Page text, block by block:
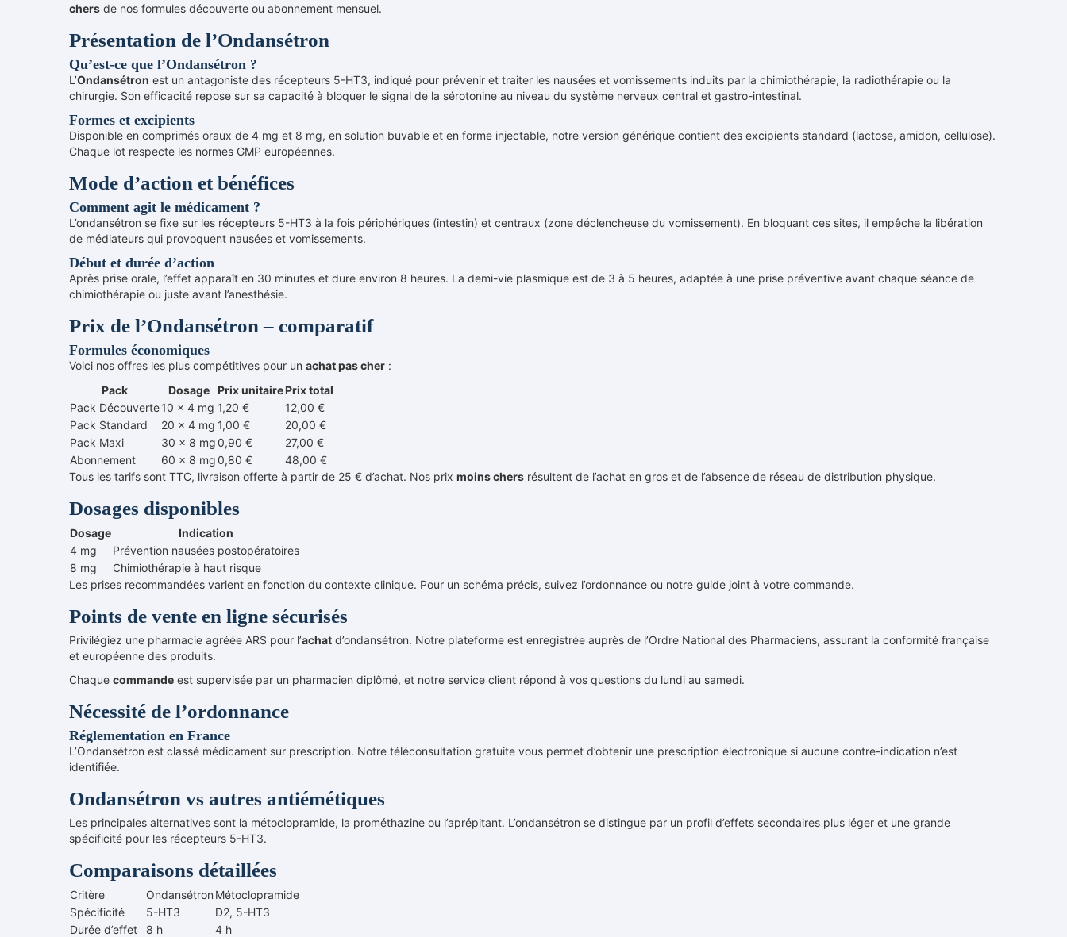
chers de nos formules découverte ou abonnement mensuel.
Présentation de l’Ondansétron
Qu’est-ce que l’Ondansétron ?
L’Ondansétron est un antagoniste des récepteurs 5-HT3, indiqué pour prévenir et traiter les nausées et vomissements induits par la chimiothérapie, la radiothérapie ou la
chirurgie. Son efficacité repose sur sa capacité à bloquer le signal de la sérotonine au niveau du système nerveux central et gastro-intestinal.
Formes et excipients
Disponible en comprimés oraux de 4 mg et 8 mg, en solution buvable et en forme injectable, notre version générique contient des excipients standard (lactose, amidon, cellulose).
Chaque lot respecte les normes GMP européennes.
Mode d’action et bénéfices
Comment agit le médicament ?
L’ondansétron se fixe sur les récepteurs 5-HT3 à la fois périphériques (intestin) et centraux (zone déclencheuse du vomissement). En bloquant ces sites, il empêche la libération
de médiateurs qui provoquent nausées et vomissements.
Début et durée d’action
Après prise orale, l’effet apparaît en 30 minutes et dure environ 8 heures. La demi-vie plasmique est de 3 à 5 heures, adaptée à une prise préventive avant chaque séance de
chimiothérapie ou juste avant l’anesthésie.
Prix de l’Ondansétron – comparatif
Formules économiques
Voici nos offres les plus compétitives pour un achat pas cher :
Pack
Dosage Prix unitairePrix total
Pack Découverte10 x 4 mg 1,20 €
12,00 €
Pack Standard
20 x 4 mg 1,00 €
20,00 €
Pack Maxi
30 x 8 mg0,90 €
27,00 €
Abonnement
60 x 8 mg0,80 €
48,00 €
Tous les tarifs sont TTC, livraison offerte à partir de 25 € d’achat. Nos prix moins chers résultent de l’achat en gros et de l’absence de réseau de distribution physique.
Dosages disponibles
Dosage
Indication
4 mg
Prévention nausées postopératoires
8 mg
Chimiothérapie à haut risque
Les prises recommandées varient en fonction du contexte clinique. Pour un schéma précis, suivez l’ordonnance ou notre guide joint à votre commande.
Points de vente en ligne sécurisés
Privilégiez une pharmacie agréée ARS pour l’achat d’ondansétron. Notre plateforme est enregistrée auprès de l’Ordre National des Pharmaciens, assurant la conformité française
et européenne des produits.
Chaque commande est supervisée par un pharmacien diplômé, et notre service client répond à vos questions du lundi au samedi.
Nécessité de l’ordonnance
Réglementation en France
L’Ondansétron est classé médicament sur prescription. Notre téléconsultation gratuite vous permet d’obtenir une prescription électronique si aucune contre-indication n’est
identifiée.
Ondansétron vs autres antiémétiques
Les principales alternatives sont la métoclopramide, la prométhazine ou l’aprépitant. L’ondansétron se distingue par un profil d’effets secondaires plus léger et une grande
spécificité pour les récepteurs 5-HT3.
Comparaisons détaillées
Critère Ondansétron Métoclopramide
Spécificité
5-HT3
D2, 5-HT3
Durée d’effet
8 h
4 h